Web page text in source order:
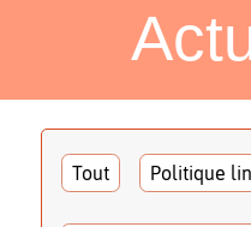
Tout Politique